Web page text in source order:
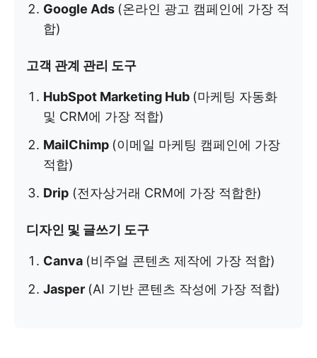
Google Ads (온라인 광고 캠페인에 가장 적
합)
고객 관계 관리 도구
HubSpot Marketing Hub (마케팅 자동화
및 CRM에 가장 적합)
MailChimp (이메일 마케팅 캠페인에 가장
적합)
Drip (전자상거래 CRM에 가장 적합한)
디자인 및 글쓰기 도구
Canva (비주얼 콘텐츠 제작에 가장 적합)
Jasper (AI 기반 콘텐츠 작성에 가장 적합)